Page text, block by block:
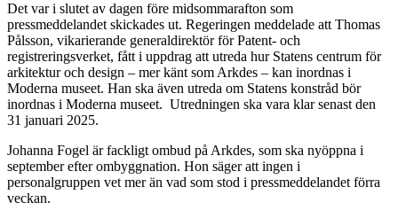
Det var i slutet av dagen före midsommarafton som
pressmeddelandet skickades ut. Regeringen meddelade att Thomas
Pålsson, vikarierande generaldirektör för Patent- och
registreringsverket, fått i uppdrag att utreda hur Statens centrum för
arkitektur och design – mer känt som Arkdes – kan inordnas i
Moderna museet. Han ska även utreda om Statens konstråd bör
inordnas i Moderna museet. Utredningen ska vara klar senast den
31 januari 2025.
Johanna Fogel är fackligt ombud på Arkdes, som ska nyöppna i
september efter ombyggnation. Hon säger att ingen i
personalgruppen vet mer än vad som stod i pressmeddelandet förra
veckan.